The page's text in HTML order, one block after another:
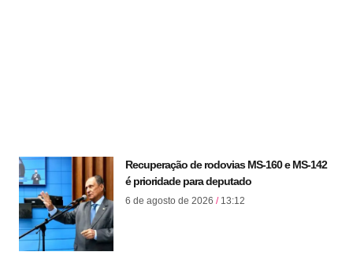
Recuperação de rodovias MS-160 e MS-142
é prioridade para deputado
6 de agosto de 2026 13:12